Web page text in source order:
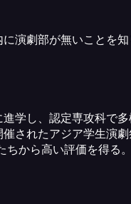
演劇部が無いことを
学し、認定専攻科で
されたアジア学生演
から高い評価を得る。